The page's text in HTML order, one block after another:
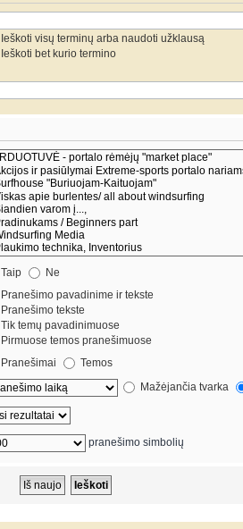
Ieškoti visų terminų arba naudoti užklausą
Ieškoti bet kurio termino
Taip
Ne
Pranešimo pavadinime ir tekste
Pranešimo tekste
Tik temų pavadinimuose
Pirmuose temos pranešimuose
Pranešimai
Temos
Mažėjančia tvarka
pranešimo simbolių